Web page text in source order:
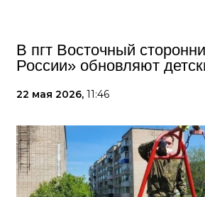
В пгт Восточный
России» обновляют
22 мая 2026, 11:46